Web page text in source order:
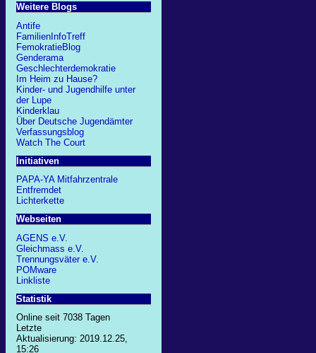
Weitere Blogs
Antife
FamilienInfoTreff
FemokratieBlog
Genderama
Geschlechterdemokratie
Im Heim zu Hause?
Kinder- und Jugendhilfe unter
der Lupe
Kinderklau
Über Deutsche Jugendämter
Verfassungsblog
Watch The Court
Initiativen
PAPA-YA Mitfahrzentrale
Entfremdet
Lichterkette
Webseiten
AGENS e.V.
Gleichmass e.V.
Trennungsväter e.V.
POMware
Linkliste
Statistik
Online seit 7038 Tagen
Letzte
Aktualisierung: 2019.12.25,
15:26